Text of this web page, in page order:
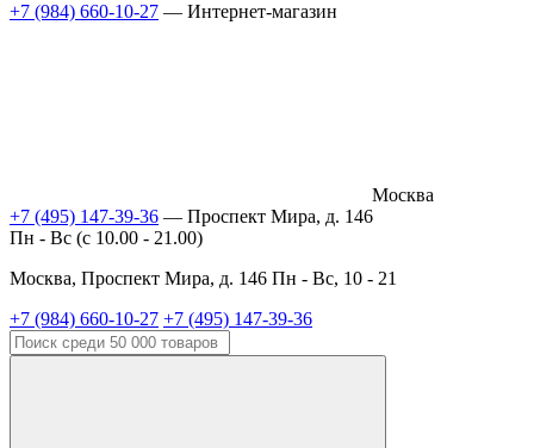
+7 (984) 660-10-27 — Интернет-магазин
Москва
+7 (495) 147-39-36 — Проспект Мира, д. 146
Пн - Вс (c 10.00 - 21.00)
Москва, Проспект Мира, д. 146 Пн - Вс, 10 - 21
+7 (984) 660-10-27 +7 (495) 147-39-36